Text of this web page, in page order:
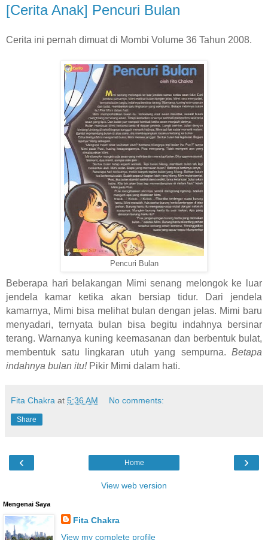
[Cerita Anak] Pencuri Bulan
Cerita ini pernah dimuat di Mombi Volume 36 Tahun 2008.
Pencuri Bulan
Beberapa hari belakangan Mimi senang melongok ke luar
jendela kamar ketika akan bersiap tidur. Dari jendela
kamarnya, Mimi bisa melihat bulan dengan jelas. Mimi baru
menyadari, ternyata bulan bisa begitu indahnya bersinar
terang. Warnanya kuning keemasanan dan berbentuk bulat,
membentuk satu lingkaran utuh yang sempurna. Betapa
indahnya bulan itu! Pikir Mimi dalam hati.
Fita Chakra at 5:36 AM No comments:
Share
‹ ›
Home
View web version
Mengenai Saya
Fita Chakra
View my complete profile